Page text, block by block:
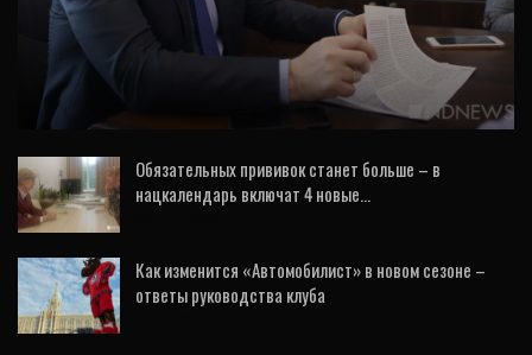
Грязь, окурки и посадки: интервью о
важном с главным по благоустройству в…
Обязательных прививок станет больше – в
нацкалендарь включат 4 новые…
Как изменится «Автомобилист» в новом сезоне –
ответы руководства клуба